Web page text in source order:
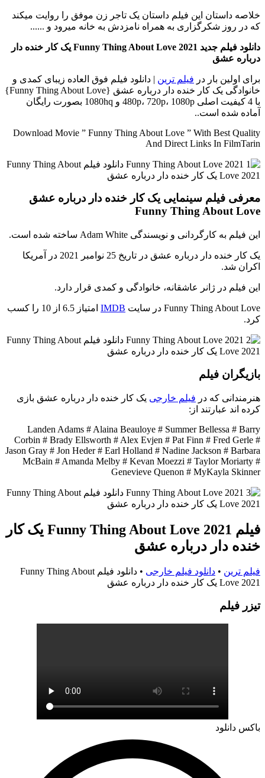
خلاصه داستان این فیلم داستان یک تاجر زن موفق را روایت میکند
که در روز شکرگزاری به همراه نامزدش به خانه میرود و ......
دانلود فیلم جدید Funny Thing About Love 2021 یک کار خنده دار
درباره عشق
برای اولین بار در فیلم ترین | دانلود فیلم فوق العاده زیبای کمدی و
خانوادگی یک کار خنده دار درباره عشق {Funny Thing About Love}
با 4 کیفیت اصلی 480p، 720p، 1080p و 1080hq بصورت رایگان
آماده شده است..
Download Movie ” Funny Thing About Love ” With Best Quality
And Direct Links In FilmTarin
معرفی فیلم سینمایی یک کار خنده دار درباره عشق
Funny Thing About Love
این فیلم به کارگردانی و نویسندگی Adam White ساخته شده است.
یک کار خنده دار درباره عشق در تاریخ 25 نوامبر 2021 در آمریکا
اکران شد.
این فیلم در ژانر عاشقانه، خانوادگی و کمدی قرار دارد.
Funny Thing About Love در سایت IMDB
امتیاز 6.5 از 10 را کسب
کرد.
بازیگران فیلم
هنرمندانی که در فیلم خارجی یک کار خنده دار درباره عشق بازی
کرده اند عبارتند از:
Landen Adams # Alaina Beauloye # Summer Bellessa # Barry
Corbin # Brady Ellsworth # Alex Evjen # Pat Finn # Fred Gerle #
Jason Gray # Jon Heder # Earl Holland # Nadine Jackson # Barbara
McBain # Amanda Melby # Kevan Moezzi # Taylor Moriarty #
Genevieve Quenon # MyKayla Skinner
فیلم Funny Thing About Love 2021 یک کار
خنده دار درباره عشق
فیلم ترین • دانلود فیلم خارجی •
دانلود فیلم Funny Thing About
Love 2021 یک کار خنده دار درباره عشق
تيزر فيلم
باکس دانلود